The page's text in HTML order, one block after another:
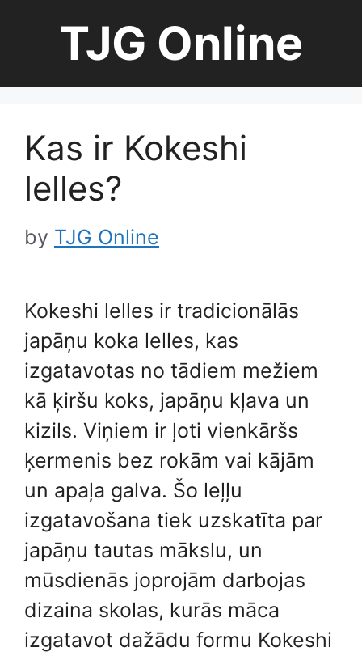
TJG Online
Kas ir Kokeshi
lelles?
by TJG Online
Kokeshi lelles ir tradicionālās
japāņu koka lelles, kas
izgatavotas no tādiem mežiem
kā ķiršu koks, japāņu kļava un
kizils. Viņiem ir ļoti vienkāršs
ķermenis bez rokām vai kājām
un apaļa galva. Šo leļļu
izgatavošana tiek uzskatīta par
japāņu tautas mākslu, un
mūsdienās joprojām darbojas
dizaina skolas, kurās māca
izgatavot dažādu formu Kokeshi